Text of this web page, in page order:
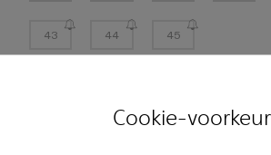
Cookie-
43 44 45